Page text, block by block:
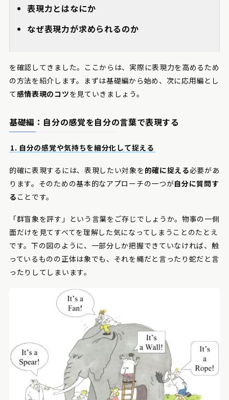
表現力とはなにか
なぜ表現力が求められるのか
を確認してきました。ここからは、実際に表現力を高めるため
の方法を紹介します。まずは基礎編から始め、次に応用編とし
て感情表現のコツを見ていきましょう。
基礎編：自分の感覚を自分の言葉で表現する
1. 自分の感覚や気持ちを細分化して捉える
的確に表現するには、表現したい対象を的確に捉える必要があ
ります。そのための基本的なアプローチの一つが自分に質問す
る ことです。
「群盲象を評す」という言葉をご存じでしょうか。物事の一側
面だけを見てすべてを理解した気になってしまうことのたとえ
です。下の図のように、一部分しか把握できていなければ、触
っているものの正体は象でも、それを縄だと言ったり蛇だと言
ったりしてしまいます。